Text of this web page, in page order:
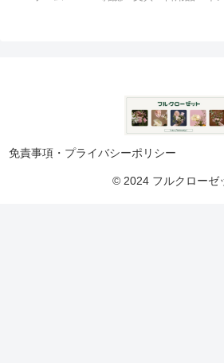
免責事項・プライバシーポリシー
© 2024 フルクローゼ